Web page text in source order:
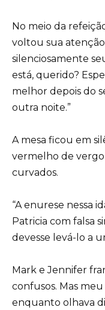
No meio da
voltou sua
silenciosamente
está, querido?
melhor depois do
outra noite.”
A mesa ficou em
vermelho de
curvados.
“A enurese nessa
Patricia com falsa
devesse levá-lo a
Mark e Jennifer
confusos. Mas
enquanto olhava